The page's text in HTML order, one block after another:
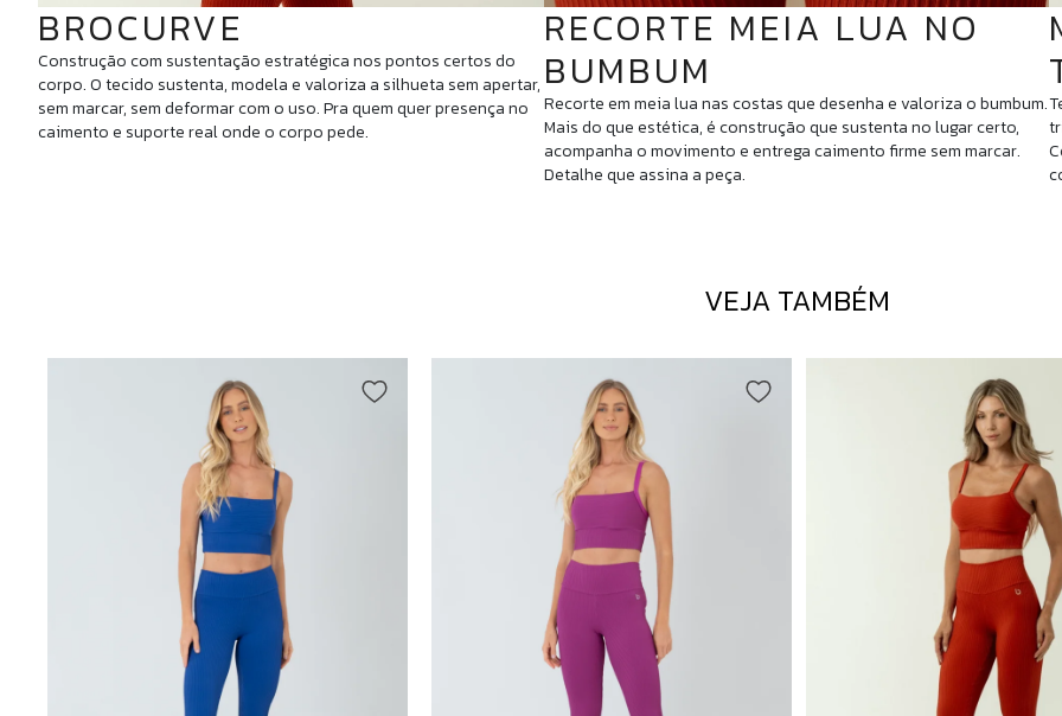
BROCURVE
Construção com sustentação estratégica nos pontos certos do
corpo. O tecido sustenta, modela e valoriza a silhueta sem apertar,
sem marcar, sem deformar com o uso. Pra quem quer presença no
caimento e suporte real onde o corpo pede.
RECORTE MEIA LUA NO
BUMBUM
Recorte em meia lua nas costas que desenha e valoriza o bumbum.
Mais do que estética, é construção que sustenta no lugar certo,
acompanha o movimento e entrega caimento firme sem marcar.
Detalhe que assina a peça.
VEJA TAMBÉM